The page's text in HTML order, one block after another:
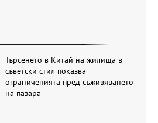
Търсенето в Китай на жилища в
съветски стил показва
ограниченията пред съживяването
на пазара